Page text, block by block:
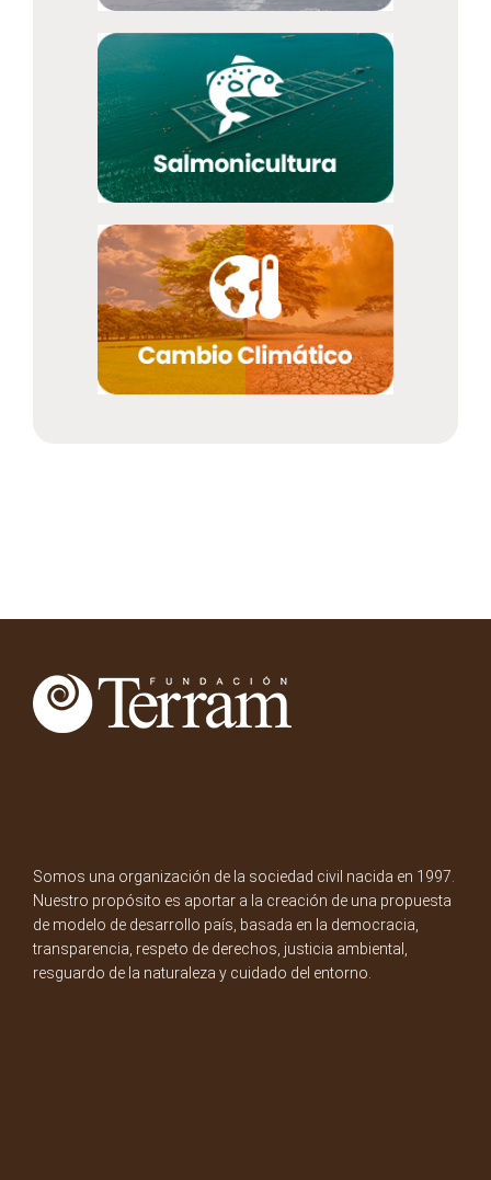
Somos una organización de la sociedad civil nacida en 1997.
Nuestro propósito es aportar a la creación de una propuesta
de modelo de desarrollo país, basada en la democracia,
transparencia, respeto de derechos, justicia ambiental,
resguardo de la naturaleza y cuidado del entorno.